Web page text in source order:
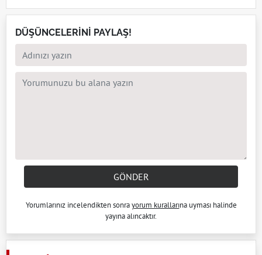
DÜŞÜNCELERİNİ PAYLAŞ!
GÖNDER
Yorumlarınız incelendikten sonrayorum kurallarına uyması halinde
yayına alıncaktır.